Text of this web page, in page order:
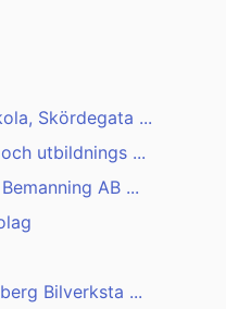
Skördegata ...
utbildnings ...
AB ...
Bilverksta ...